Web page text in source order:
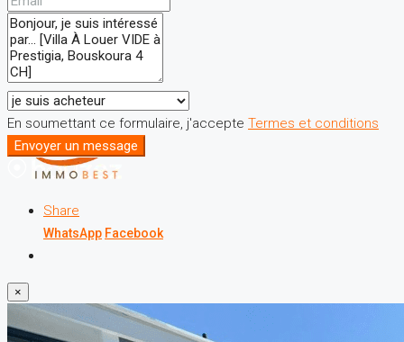
En soumettant ce formulaire, j'accepte Termes et conditions
Envoyer un message
Share
WhatsApp Facebook
×